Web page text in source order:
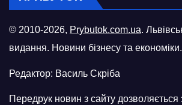
© 2010-2026, Prybutok.com.ua.
видання. Новини бізнесу та економіки.
Редактор: Василь Скріба
Передрук новин з сайту дозволяється